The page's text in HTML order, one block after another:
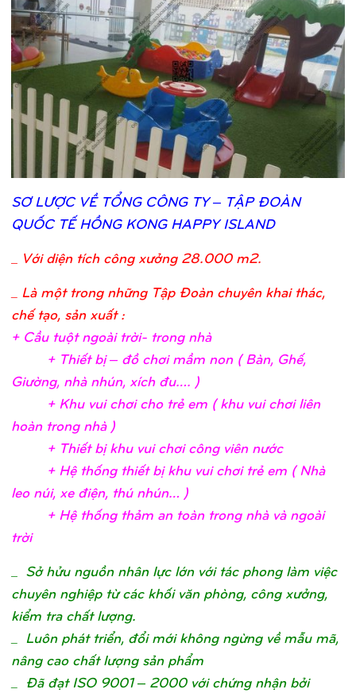
SƠLƯỢC VỀTỔNG CÔNG TY – TẬP ĐOÀN
QUỐC TẾHỒNG KONG HAPPY ISLAND
Với diện tích công xưởng 28.000 m2.
_ Là một trong những Tập Đoàn chuyên khai thác,
chế tạo, sản xuất :
+ Cầu tuột ngoài trời- trong nhà
+ Thiết bị– đồchơi mầm non ( Bàn, Ghế,
Giường, nhà nhún, xích đu…. )
+ Khu vui chơi cho trẻem ( khu vui chơi liên
hoàn trong nhà )
+ Thiết bịkhu vui chơi công viên nước
+ Hệthống thiết bịkhu vui chơi trẻem ( Nhà
leo núi, xe điện, thú nhún… )
+ Hệthống thảm an toàn trong nhà và ngoài
trời
Sở hửu nguồn nhân lực lớn với tác phong làm việc
chuyên nghiệp từ các khối văn phòng, công xưởng,
kiểm tra chất lượng.
_ Luôn phát triển, đổi mới không ngừng về mẫu mã,
nâng cao chất lượng sản phẩm
_ Đã đạt ISO 9001 – 2000 với chứng nhận bởi